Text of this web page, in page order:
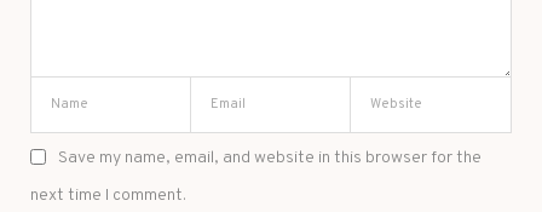
Save my name, email, and website in this browser for the
next time I comment.